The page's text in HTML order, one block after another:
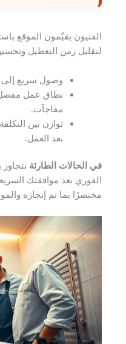
الفنيون يقيّمون الموقع
لتقليل زمن التعطيل
وصول سريع إلى
نطاق عمل مفصل
مفاجآت.
توازن بين
بعد العمل.
في الحالات الطارئة
الفوري بعد موافقتك
مختصرًا بما تم إنجازه